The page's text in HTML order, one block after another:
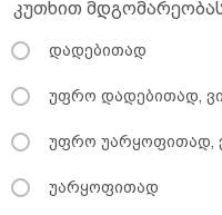
კუთხით
დადებითად
უფრო დადებითად,
უფრო უარყოფითად,
უარყოფითად